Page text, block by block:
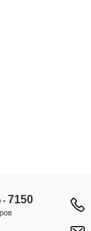
- 7150